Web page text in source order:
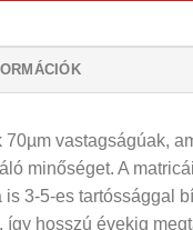
70µm vastagságúak,
minőséget. A
is 3-5-es tartóssággal
így hosszú évekig